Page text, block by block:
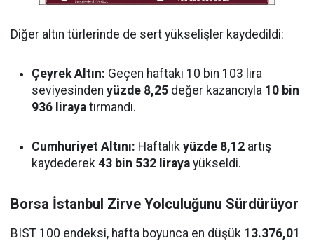
Diğer altın türlerinde de sert yükselişler kaydedildi:
Çeyrek Altın: Geçen haftaki 10 bin 103 lira
seviyesinden yüzde 8,25 değer kazancıyla 10 bin
936 liraya tırmandı.
Cumhuriyet Altını: Haftalık yüzde 8,12 artış
kaydederek 43 bin 532 liraya yükseldi.
Borsa İstanbul Zirve Yolculuğunu Sürdürüyor
BIST 100 endeksi, hafta boyunca en düşük 13.376,01